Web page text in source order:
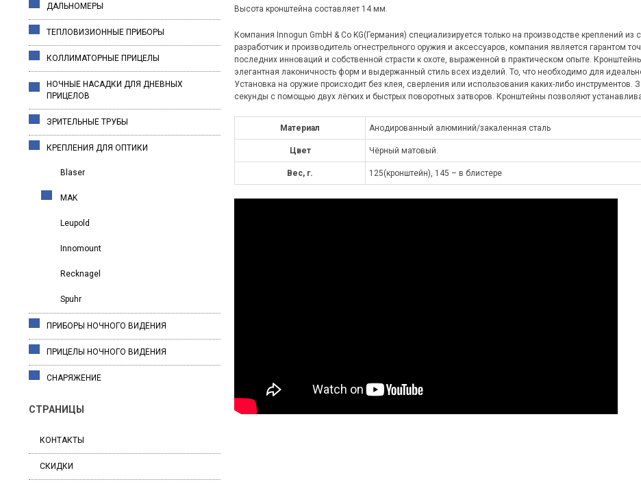
ДАЛЬНОМЕРЫ
ТЕПЛОВИЗИОННЫЕ ПРИБОРЫ
КОЛЛИМАТОРНЫЕ ПРИЦЕЛЫ
НОЧНЫЕ НАСАДКИ ДЛЯ ДНЕВНЫХ
ПРИЦЕЛОВ
ЗРИТЕЛЬНЫЕ ТРУБЫ
КРЕПЛЕНИЯ ДЛЯ ОПТИКИ
Blaser
MAK
Leupold
Innomount
Recknagel
Spuhr
ПРИБОРЫ НОЧНОГО ВИДЕНИЯ
ПРИЦЕЛЫ НОЧНОГО ВИДЕНИЯ
СНАРЯЖЕНИЕ
СТРАНИЦЫ
КОНТАКТЫ
СКИДКИ
Высота кронштейна составляет 14 мм.
Компания Innogun GmbH & Co KG(Германия) специализируется только на производстве креплений
разработчик и производитель огнестрельного оружия и аксессуаров, компания является гарантом
последних инноваций и собственной страсти к охоте, выраженной в практическом опыте.
элегантная лаконичность форм и выдержанный стиль всех изделий. То, что необходимо для
Установка на оружие происходит без клея, сверления или использования каких-либо
секунды с помощью двух лёгких и быстрых поворотных затворов. Кронштейны позволяют
Материал Анодированный алюминий/закаленная сталь
Цвет Чёрный матовый.
Вес, г. 125(кронштейн), 145 – в блистере